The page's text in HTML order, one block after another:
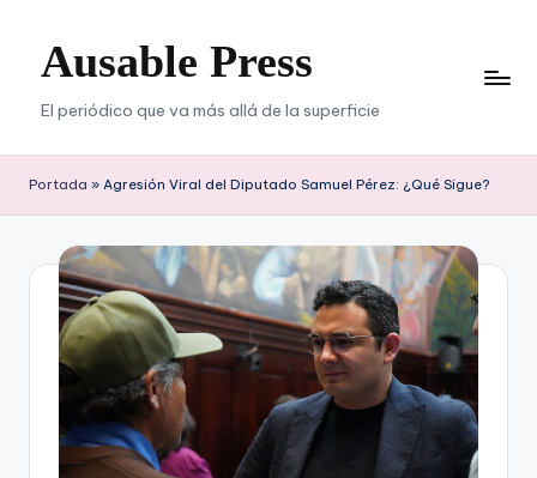
contenido
Ausable Press
El periódico que va más allá de la superficie
Portada » Agresión Viral del Diputado Samuel Pérez: ¿Qué Sigue?